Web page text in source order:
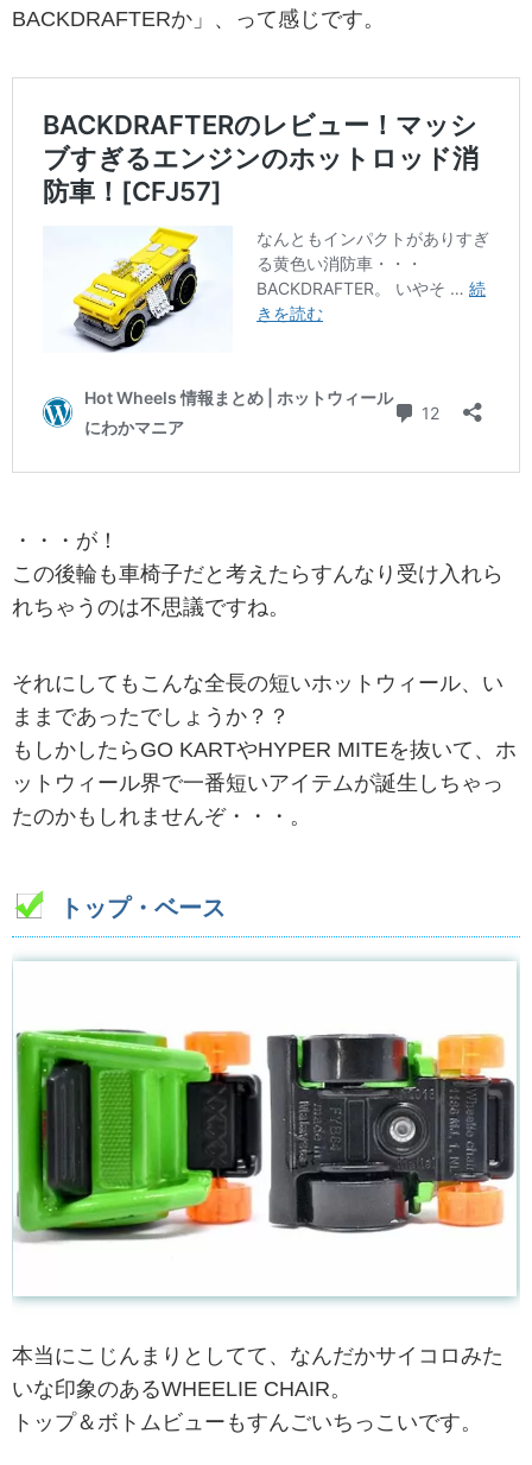
BACKDRAFTERか」、って感じです。
・・・が！
この後輪も車椅子だと考えたらすんなり受け入れら
れちゃうのは不思議ですね。
それにしてもこんな全長の短いホットウィール、い
ままであったでしょうか？？
もしかしたらGO KARTやHYPER MITEを抜いて、ホ
ットウィール界で一番短いアイテムが誕生しちゃっ
たのかもしれませんぞ・・・。
トップ・ベース
本当にこじんまりとしてて、なんだかサイコロみた
いな印象のあるWHEELIE CHAIR。
トップ＆ボトムビューもすんごいちっこいです。